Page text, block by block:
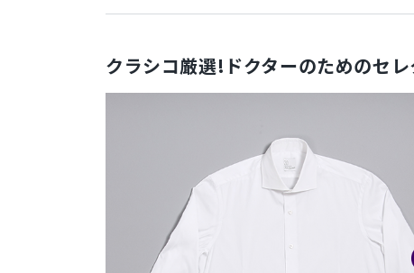
クラシコ厳選!ドクターのためのセ